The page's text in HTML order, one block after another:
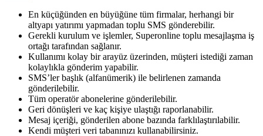
​​En küçüğünden en büyüğüne tüm firmalar, herhangi bir
altyapı yatırımı yapmadan toplu SMS gönderebilir.
Gerekli kurulum ve işlemler, Superonline toplu mesajlaşma iş
ortağı tarafından sağlanır.
Kullanımı kolay bir arayüz üzerinden, müşteri istediği zaman
kolaylıkla gönderim yapabilir.
SMS’ler başlık (alfanümerik) ile belirlenen zamanda
gönderilebilir.
Tüm operatör abonelerine gönderilebilir.
Geri dönüşleri ve kaç kişiye ulaştığı raporlanabilir.
Mesaj içeriği, gönderilen abone bazında farklılaştırılabilir.
Kendi müşteri veri tabanınızı kullanabilirsiniz.